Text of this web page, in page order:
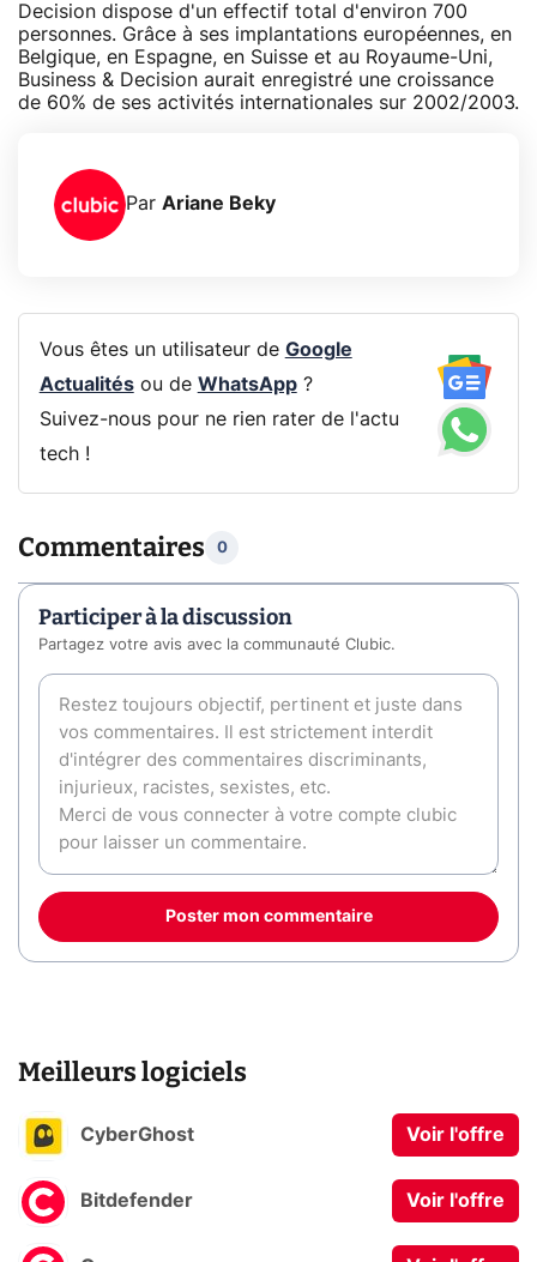
Decision dispose d'un effectif total d'environ 700
personnes. Grâce à ses implantations européennes, en
Belgique, en Espagne, en Suisse et au Royaume-Uni,
Business & Decision aurait enregistré une croissance
de 60% de ses activités internationales sur 2002/2003.
Par Ariane Beky
Vous êtes un utilisateur de Google
Actualitésou de WhatsApp?
Suivez-nous pour ne rien rater de l'actu
tech !
Commentaires 0
Participer à la discussion
Partagez votre avis avec la communauté Clubic.
Poster mon commentaire
Meilleurs logiciels
CyberGhost Voir l'offre
Bitdefender Voir l'offre